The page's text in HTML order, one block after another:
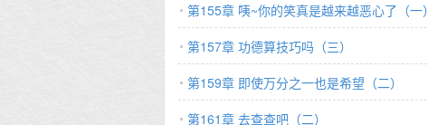
第155章 咦~你的笑真是越来越恶心了（一）
第157章 功德算技巧吗（三）
第159章 即使万分之一也是希望（二）
第161章 去查查吧（二）